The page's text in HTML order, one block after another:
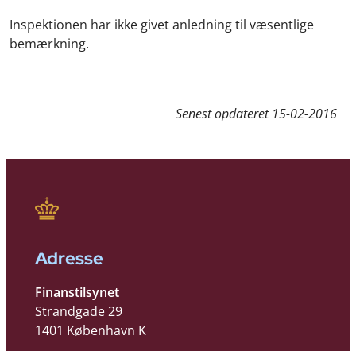
Inspektionen har ikke givet anledning til væsentlige
bemærkning.
Senest opdateret 15-02-2016
Adresse
Finanstilsynet
Strandgade 29
1401 København K